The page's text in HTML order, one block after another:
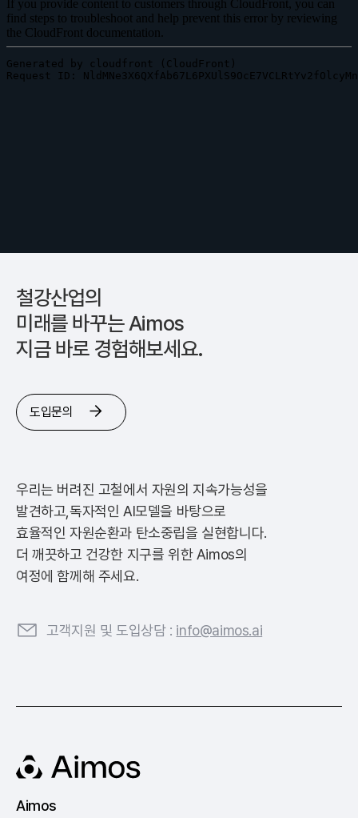
철강산업의
미래를 바꾸는 Aimos
지금 바로 경험해보세요.
도입문의
우리는 버려진 고철에서 자원의 지속가능성을
발견하고, 독자적인 AI모델을 바탕으로
효율적인 자원순환과 탄소중립을 실현합니다.
더 깨끗하고 건강한 지구를 위한 Aimos의
여정에 함께해 주세요.
고객지원 및 도입상담 : info@aimos.ai
Aimos